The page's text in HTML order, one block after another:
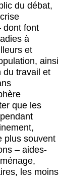
du débat,
dont font
à
et
ainsi
du travail et
que les
plus souvent
– aides-
les moins